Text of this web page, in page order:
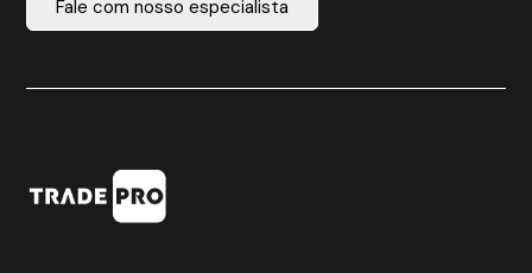
Fale com nosso especialista